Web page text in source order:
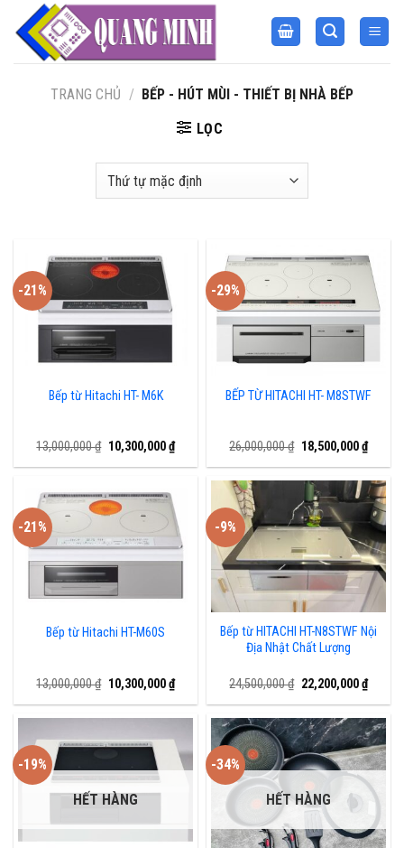
qua
TRANG CHỦ / BẾP - HÚT MÙI - THIẾT BỊ NHÀ BẾP
LỌC
-21%
Bếp từ Hitachi HT- M6K
13,000,000₫ Giá
là:
10,300,000₫Giá
tại
10,300,000 ₫.
-29%
BẾP TỪ HITACHI HT- M8STWF
26,000,000₫ Giá
là:
26,000,000 ₫.
18,500,000₫Giá
tại
là:
-21%
Bếp từ Hitachi HT-M60S
13,000,000₫ Giá
gốc
là:
13,000,000 ₫.
10,300,000₫Giá
hiện
tại
là:
10,300,000 ₫.
-9%
Bếp từ HITACHI HT-N8STWF Nội
Địa Nhật Chất Lượng
24,500,000₫ Giá
gốc
là:
24,500,000 ₫.
22,200,000₫Giá
hiện
tại
là:
-19%
HẾT HÀNG
-34%
HẾT HÀNG